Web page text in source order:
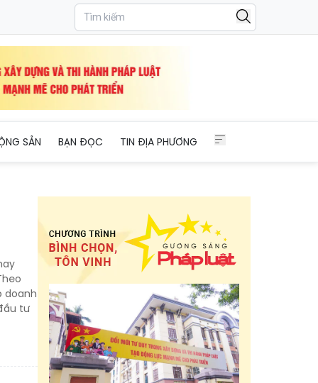
SẢN BẠN ĐỌC TIN ĐỊA PHƯƠNG
doanh
tư